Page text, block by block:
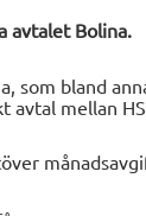
avtalet Bolina.
som bland
mellan